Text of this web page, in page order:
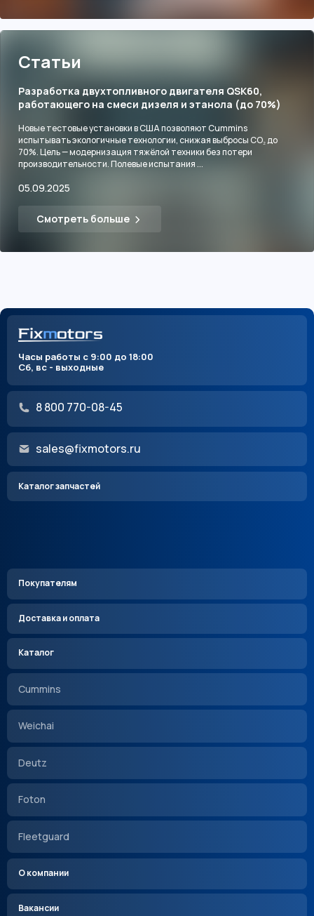
Статьи
Разработка двухтопливного двигателя QSK60,
работающего на смеси дизеля и этанола (до 70%)
Новые тестовые установки в США позволяют Cummins
испытывать экологичные технологии, снижая выбросы CO₂ до
70%. Цель — модернизация тяжёлой техники без потери
производительности. Полевые испытания ...
05.09.2025
Смотреть больше
Часы работы с 9:00 до 18:00
Сб, вс - выходные
8 800 770-08-45
sales@fixmotors.ru
Каталог запчастей
Покупателям
Доставка и оплата
Каталог
Cummins
Weichai
Deutz
Foton
Fleetguard
О компании
Вакансии